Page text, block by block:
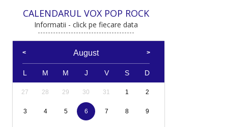
CALENDARUL VOX POP ROCK
Informatii - click pe fiecare data
August
L M M J V S D
27 28 29 30 31 1 2
3 4 5 6 7 8 9